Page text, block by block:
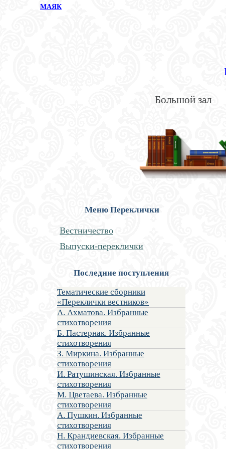
МАЯК
Большой зал
Меню Переклички
Вестничество
Выпуски-переклички
Последние поступления
Тематические сборники
«Переклички вестников»
А. Ахматова. Избранные
стихотворения
Б. Пастернак. Избранные
стихотворения
З. Миркина. Избранные
стихотворения
И. Ратушинская. Избранные
стихотворения
М. Цветаева. Избранные
стихотворения
А. Пушкин. Избранные
стихотворения
Н. Крандиевская. Избранные
стихотворения